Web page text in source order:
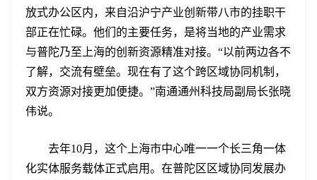
放式办公区内，来自沿沪宁产业创新带八市的挂职干
部正在忙碌。他们的主要任务，是将当地的产业需求
与普陀乃至上海的创新资源精准对接。“以前两边各不
了解，交流有壁垒。现在有了这个跨区域协同机制，
双方资源对接更加便捷。”南通通州科技局副局长张晓
伟说。
去年10月，这个上海市中心唯一一个长三角一体
化实体服务载体正式启用。在普陀区区域协同发展办